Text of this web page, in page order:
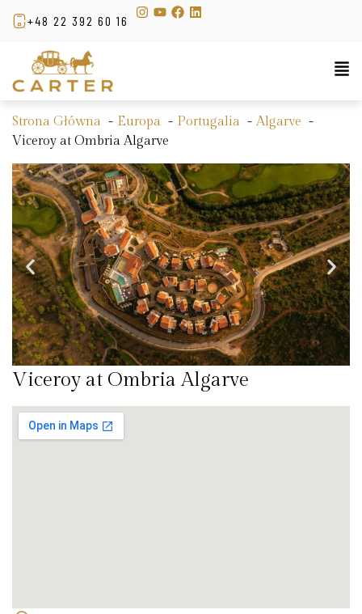
+48 22 392 60 16
Strona Główna Europa Portugalia
Algarve
Viceroy at Ombria Algarve
Viceroy at Ombria Algarve